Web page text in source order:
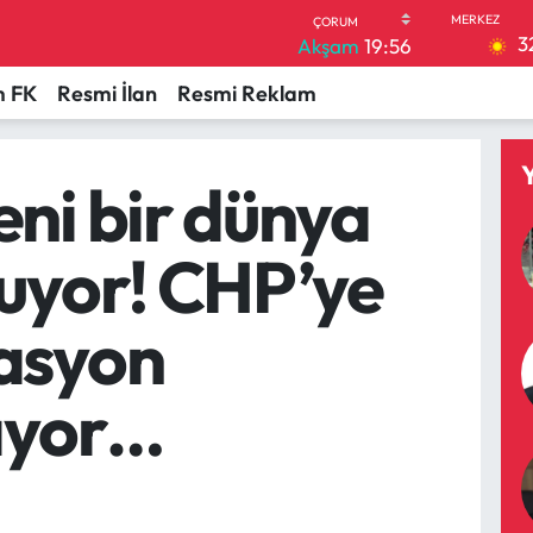
Akşam 19:56
FK Resmi İlan Resmi Reklam
bir dünya
CHP’ye